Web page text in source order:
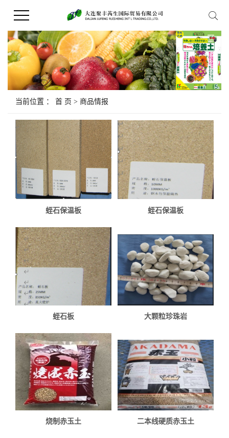
当前位置 ： 首 页 > 商品情报
蛭石保温板 蛭石保温板
蛭石板 大颗粒珍珠岩
烧制赤玉土 二本线硬质赤玉土